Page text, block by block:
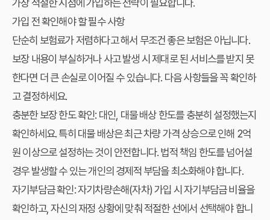
가장 적절한 시점에 가입하는 전략이 필요합니다.
가입 전 확인해야 할 필수 사항
단순히 보험료가 저렴하다고 해서 무조건 좋은 보험은 아닙니다.
보장 내용이 부실하거나 사고 발생 시 제대로 된 서비스를 받지 못
한다면 더 큰 손실로 이어질 수 있습니다. 다음 사항들을 꼭 확인하
고 결정하세요.
충분한 보장 한도 확인: 대인, 대물 배상 한도를 충분히 설정했는지
확인하세요. 특히 대물 배상은 최근 차량 가격 상승으로 인해 2억
원 이상으로 설정하는 것이 안전합니다. 법적 책임 한도를 넘어설
경우 발생할 수 있는 개인의 경제적 부담을 최소화해야 합니다.
자기부담금 확인:자기차량손해(자차) 가입 시 자기부담금 비율을
확인하고, 자신의 재정 상황에 맞춰 적절한 선에서 선택해야 합니